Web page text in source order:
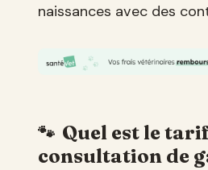
naissances avec des
Quel est le
consultation de